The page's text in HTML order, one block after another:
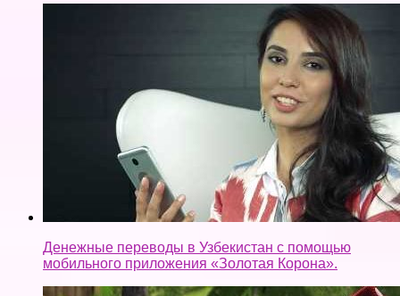
Денежные переводы в Узбекистан c помощью
мобильного приложения «Золотая Корона».